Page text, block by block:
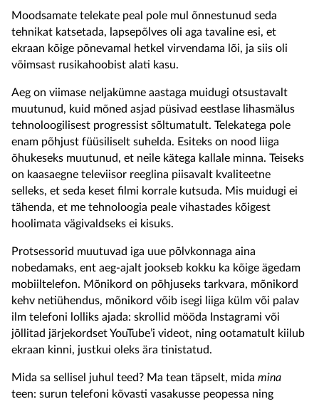
Moodsamate telekate peal pole mul õnnestunud seda
tehnikat katsetada, lapsepõlves oli aga tavaline esi, et
ekraan kõige põnevamal hetkel virvendama lõi, ja siis oli
võimsast rusikahoobist alati kasu.
Aeg on viimase neljakümne aastaga muidugi otsustavalt
muutunud, kuid mõned asjad püsivad eestlase lihasmälus
tehnoloogilisest progressist sõltumatult. Telekatega pole
enam põhjust füüsiliselt suhelda. Esiteks on nood liiga
õhukeseks muutunud, et neile kätega kallale minna. Teiseks
on kaasaegne televiisor reeglina piisavalt kvaliteetne
selleks, et seda keset filmi korrale kutsuda. Mis muidugi ei
tähenda, et me tehnoloogia peale vihastades kõigest
hoolimata vägivaldseks ei kisuks.
Protsessorid muutuvad iga uue põlvkonnaga aina
nobedamaks, ent aeg-ajalt jookseb kokku ka kõige ägedam
mobiiltelefon. Mõnikord on põhjuseks tarkvara, mõnikord
kehv netiühendus, mõnikord võib isegi liiga külm või palav
ilm telefoni lolliks ajada: skrollid mööda Instagrami või
jõllitad järjekordset YouTube’i videot, ning ootamatult kiilub
ekraan kinni, justkui oleks ära tinistatud.
Mida sa sellisel juhul teed? Ma tean täpselt, mida mina
teen: surun telefoni kõvasti vasakusse peopessa ning